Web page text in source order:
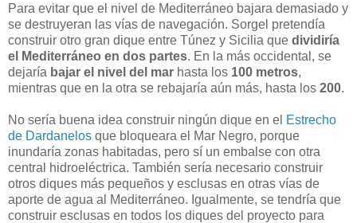
Para evitar que el nivel de Mediterráneo bajara demasiado y
se destruyeran las vías de navegación. Sorgel pretendía
construir otro gran dique entre Túnez y Sicilia que dividiría
el Mediterráneo en dos partes. En la más occidental, se
dejaría bajar el nivel del mar hasta los 100 metros,
mientras que en la otra se rebajaría aún más, hasta los 200.
No sería buena idea construir ningún dique en el Estrecho
de Dardanelos que bloqueara el Mar Negro, porque
inundaría zonas habitadas, pero sí un embalse con otra
central hidroeléctrica. También sería necesario construir
otros diques más pequeños y esclusas en otras vías de
aporte de agua al Mediterráneo. Igualmente, se tendría que
construir esclusas en todos los diques del proyecto para